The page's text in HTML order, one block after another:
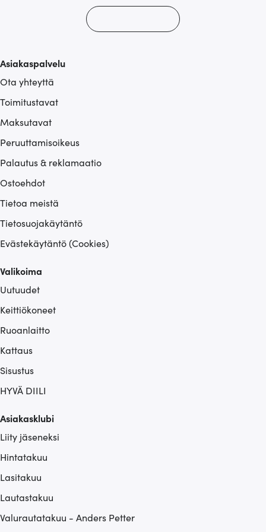
Asiakaspalvelu
Ota yhteyttä
Toimitustavat
Maksutavat
Peruuttamisoikeus
Palautus & reklamaatio
Ostoehdot
Tietoa meistä
Tietosuojakäytäntö
Evästekäytäntö (Cookies)
Valikoima
Uutuudet
Keittiökoneet
Ruoanlaitto
Kattaus
Sisustus
HYVÄ DIILI
Asiakasklubi
Liity jäseneksi
Hintatakuu
Lasitakuu
Lautastakuu
Valurautatakuu - Anders Petter